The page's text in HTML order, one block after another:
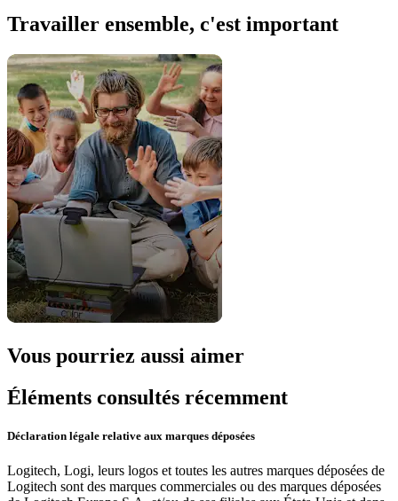
Travailler ensemble, c'est important
Vous pourriez aussi aimer
Éléments consultés récemment
Déclaration légale relative aux marques déposées
Logitech, Logi, leurs logos et toutes les autres marques déposées de
Logitech sont des marques commerciales ou des marques déposées